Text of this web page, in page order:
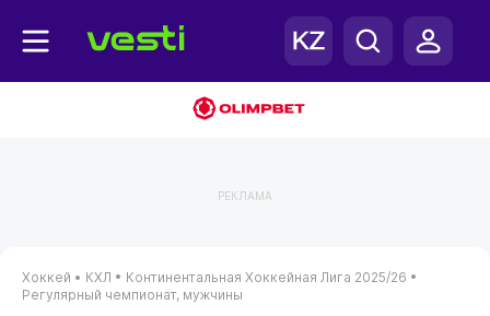
РЕКЛАМА
Хоккей • КХЛ • Континентальная Хоккейная Лига 2025/26 •
Регулярный чемпионат, мужчины